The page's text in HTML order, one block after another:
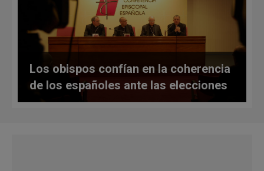
Los obispos confían en la coherencia
de los españoles ante las elecciones